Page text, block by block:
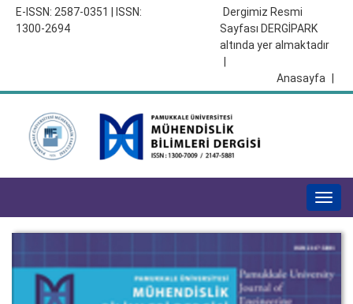
E-ISSN: 2587-0351 | ISSN:
1300-2694
Dergimiz Resmi
Sayfası DERGİPARK
altında yer almaktadır
Anasayfa